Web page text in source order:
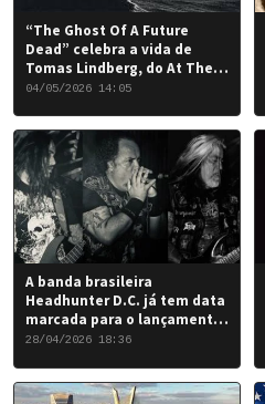
“The Ghost Of A Future
Dead” celebra a vida de
Tomas Lindberg, do At The
Gates
04/05/2026 14:05
A banda brasileira
Headhunter D.C. já tem data
marcada para o lançamento
do seu novo álbum “Rise of
28/04/2026 18:36